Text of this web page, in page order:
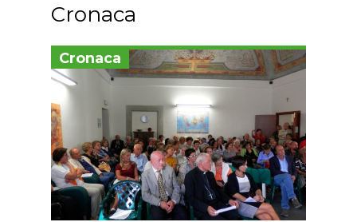
Cronaca
Cronaca